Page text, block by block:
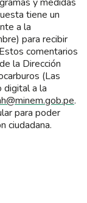
tiene un
a la
para recibir
comentarios
la Dirección
(Las
digital a la
.
para poder
ciudadana.